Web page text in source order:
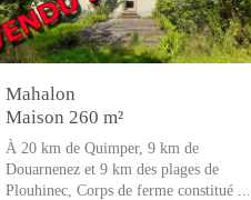
Mahalon
Maison 260 m²
À 20 km de Quimper, 9 km de
Douarnenez et 9 km des plages de
Plouhinec, Corps de ferme constitué ...